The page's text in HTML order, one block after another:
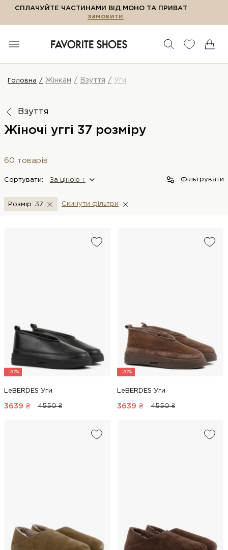
СПЛАЧУЙТЕ ЧАСТИНАМИ ВІД МОНО ТА ПРИВАТ
замовити
Головна Жінкам Взуття Уги
Взуття
Жіночі уггі 37 розміру
60 товарів
Сортувати: За цiною ↑ Фільтрувати
Розмір: 37 Скинути фiльтри
-20%
LeBERDES Уги
3639 ₴ 4550 ₴
-20%
LeBERDES Уги
3639 ₴ 4550 ₴